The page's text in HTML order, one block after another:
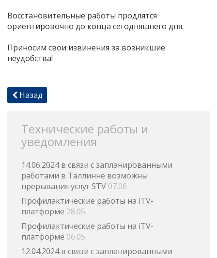
Восстановительные работы продлятся
ориентировочно до конца сегодняшнего дня.
Приносим свои извинения за возникшие
неудобства!
Назад
Технические работы и
уведомления
14.06.2024 в связи с запланированными
работами в Таллинне возможны
прерывания услуг STV 07.06
Профилактические работы на iTV-
платформе 28.05
Профилактические работы на iTV-
платформе 06.05
12.04.2024 в связи с запланированными